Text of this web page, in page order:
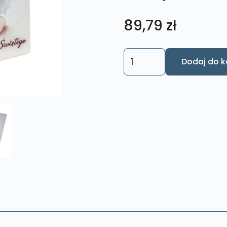
89,79 zł
ilość
Obraz
Dodaj do